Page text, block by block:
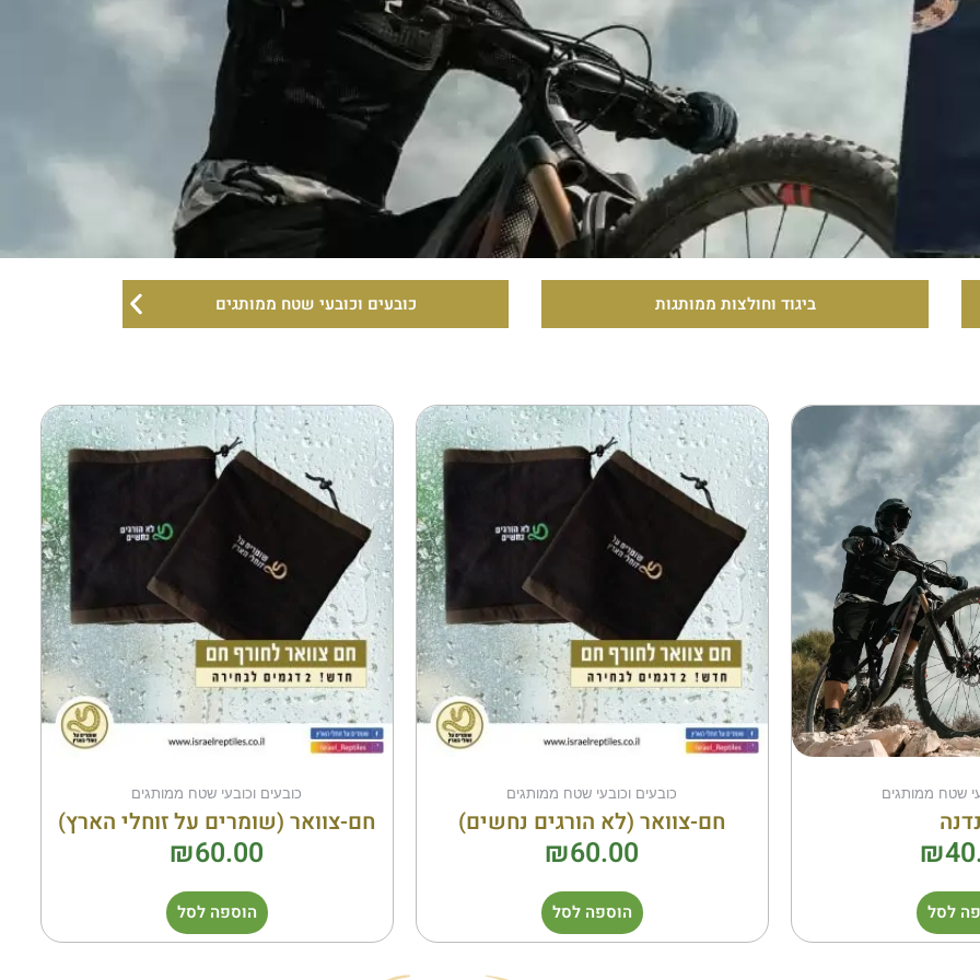
כובעים וכובעי שטח ממותגים פוסטרים ומדבקות הסברה
שטח ממותגים
₪
לסל
כובעים וכובעי שטח ממותגים
חם-צוואר (לא הורגים נחשים)
₪60.00
הוספה לסל
כובעים וכובעי שטח ממותגים
חם-צוואר (שומרים על זוחלי הארץ)
₪60.00
הוספה לסל